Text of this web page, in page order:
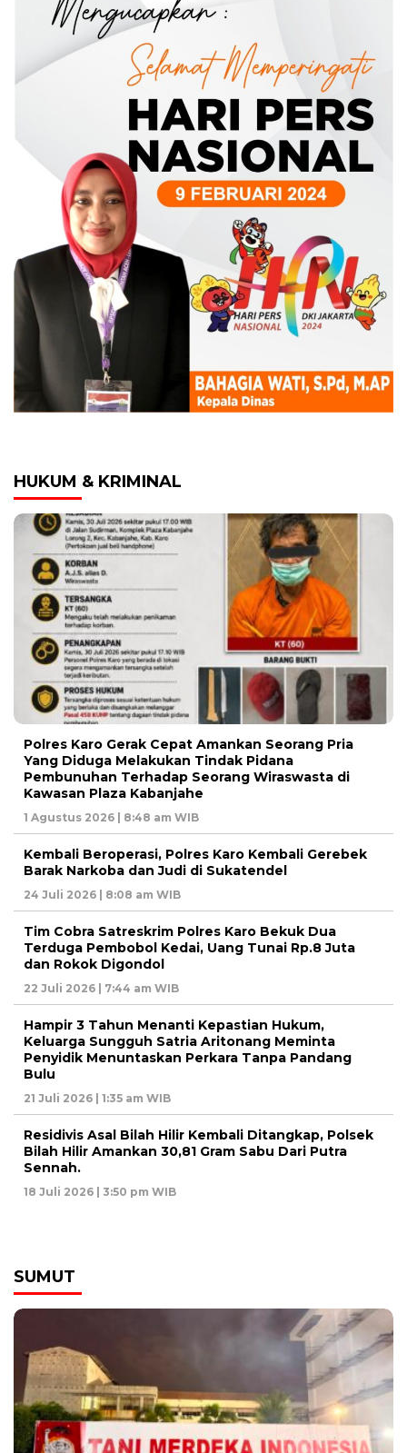
HUKUM & KRIMINAL
Polres Karo Gerak Cepat Amankan Seorang Pria
Yang Diduga Melakukan Tindak Pidana
Pembunuhan Terhadap Seorang Wiraswasta di
Kawasan Plaza Kabanjahe
1 Agustus 2026 | 8:48 am WIB
Kembali Beroperasi, Polres Karo Kembali Gerebek
Barak Narkoba dan Judi di Sukatendel
24 Juli 2026 | 8:08 am WIB
Tim Cobra Satreskrim Polres Karo Bekuk Dua
Terduga Pembobol Kedai, Uang Tunai Rp.8 Juta
dan Rokok Digondol
22 Juli 2026 | 7:44 am WIB
Hampir 3 Tahun Menanti Kepastian Hukum,
Keluarga Sungguh Satria Aritonang Meminta
Penyidik Menuntaskan Perkara Tanpa Pandang
Bulu
21 Juli 2026 | 1:35 am WIB
Residivis Asal Bilah Hilir Kembali Ditangkap, Polsek
Bilah Hilir Amankan 30,81 Gram Sabu Dari Putra
Sennah.
18 Juli 2026 | 3:50 pm WIB
SUMUT